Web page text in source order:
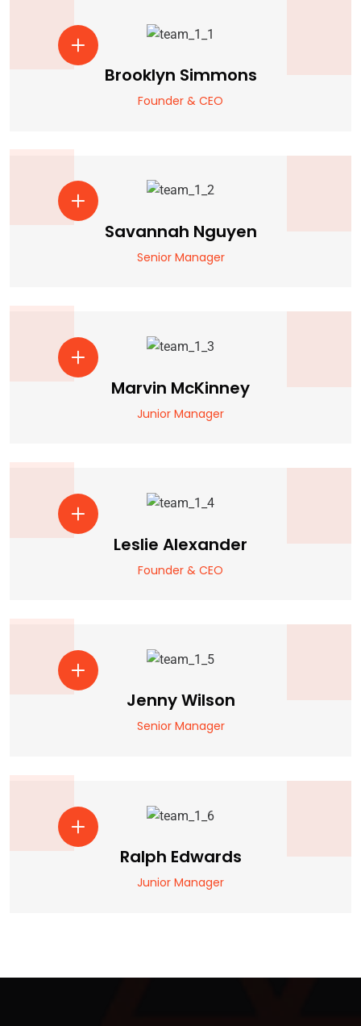
Brooklyn Simmons
Founder & CEO
Savannah Nguyen
Senior Manager
Marvin McKinney
Junior Manager
Leslie Alexander
Founder & CEO
Jenny Wilson
Senior Manager
Ralph Edwards
Junior Manager